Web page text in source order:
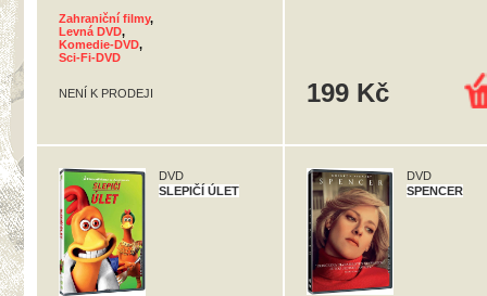
Zahraniční filmy,
Levná DVD,
Komedie-DVD,
Sci-Fi-DVD
NENÍ K PRODEJI 199 Kč
DVD
SLEPIČÍ ÚLET
DVD
SPENCER